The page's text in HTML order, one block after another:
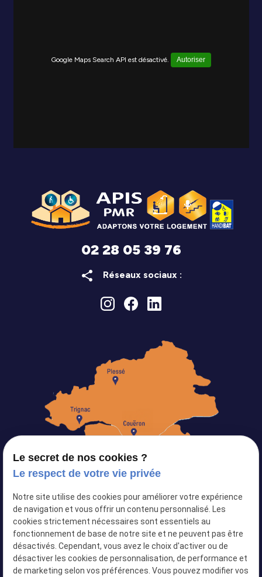
Google Maps Search API est désactivé. Autoriser
02 28 05 39 76
share Réseaux sociaux :
Siret : 82103434500024
Plan du site
Mentions légales
Politique de confidentialité
Le secret de nos cookies ?
Le respect de votre vie privée
Notre site utilise des cookies pour améliorer votre expérience
de navigation et vous offrir un contenu personnalisé. Les
cookies strictement nécessaires sont essentiels au
fonctionnement de base de notre site et ne peuvent pas être
désactivés. Cependant, vous avez le choix d'activer ou de
désactiver les cookies de personnalisation, de performance et
de marketing selon vos préférences. Vous pouvez modifier vos